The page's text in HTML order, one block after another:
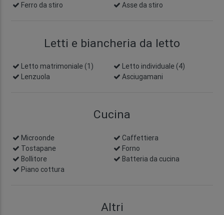
Ferro da stiro
Asse da stiro
Letti e biancheria da letto
Letto matrimoniale (1)
Letto individuale (4)
Lenzuola
Asciugamani
Cucina
Microonde
Caffettiera
Tostapane
Forno
Bollitore
Batteria da cucina
Piano cottura
Altri